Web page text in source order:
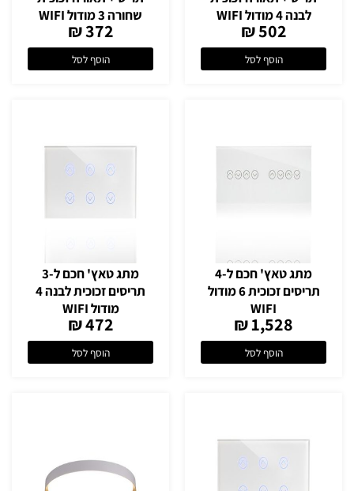
לבנה 4 מודול WIFI
502 ₪
הוסף לסל
שחורה 3 מודול WIFI
372 ₪
הוסף לסל
מתג טאץ' חכם ל-4
תריסים זכוכית 6 מודול
WIFI
1,528 ₪
הוסף לסל
מתג טאץ' חכם ל-3
תריסים זכוכית לבנה 4
מודול WIFI
472 ₪
הוסף לסל